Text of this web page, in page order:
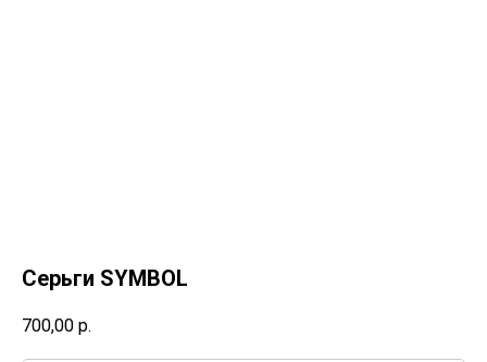
Серьги SYMBOL
700,00 р.